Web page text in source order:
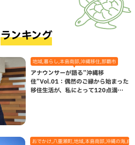
ランキング
地域,暮らし,本島南部,沖縄移住,那覇市
アナウンサーが語る”沖縄移
住”Vol.01：偶然のご縁から始まった
移住生活が、私にとって120点満点
おでかけ,八重瀬町,地域,本島南部,沖縄の海,自